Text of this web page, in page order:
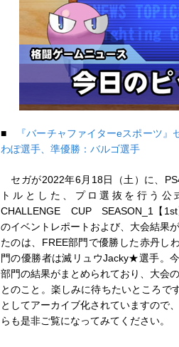
■
『バーチャファイターeスポーツ
わぽ選手、準優勝：バルゴ選手
セガが2022年6月18日（土）に、
トルとした、プロ選抜を行う
CHALLENGE CUP SEASON_1【1st
のイベントレポートおよび、大会結果
たのは、FREE部門で優勝した赤丹し
門の優勝者は滅リュウJacky★選手。
部門の結果がまとめられており、大会
とのこと。楽しみに待ちたいところで
としてアーカイブ化されていますので
らも是非ご覧になってみてください。